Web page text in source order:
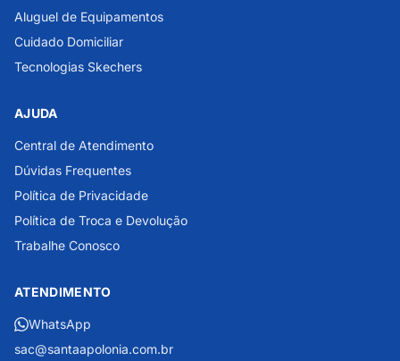
Aluguel de Equipamentos
Cuidado Domiciliar
Tecnologias Skechers
AJUDA
Central de Atendimento
Dúvidas Frequentes
Política de Privacidade
Política de Troca e Devolução
Trabalhe Conosco
ATENDIMENTO
WhatsApp
sac@santaapolonia.com.br